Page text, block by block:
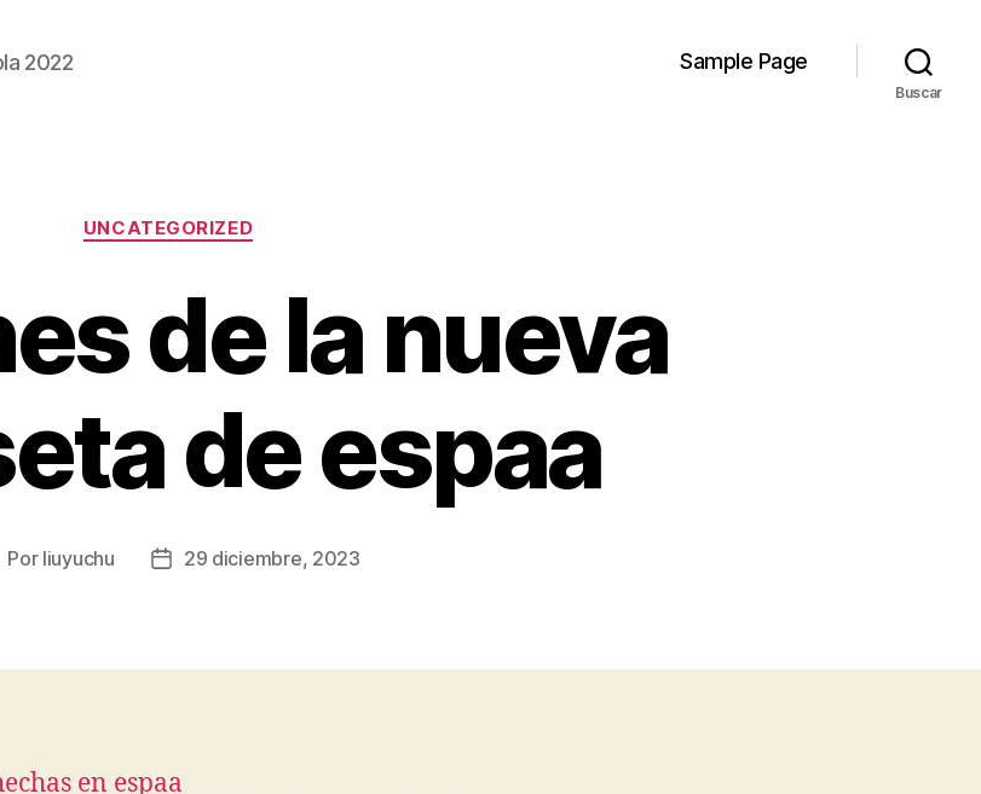
2022 Sample Page
Buscar
Categorías
UNCATEGORIZED
de la nueva
de espaa
Por liuyuchu
Fecha29 diciembre, 2023